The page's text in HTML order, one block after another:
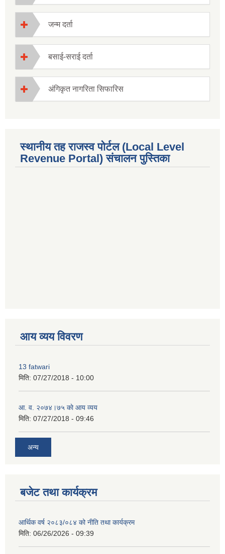
जन्म दर्ता
बसाई-सराई दर्ता
अंगिकृत नागरिता सिफारिस
स्थानीय तह राजस्व पोर्टल (Local Level
Revenue Portal) संचालन पुस्तिका
आय व्यय विवरण
13 fatwari
मिति: 07/27/2018 - 10:00
आ‍. व. २०७४।७५ काे आय व्यय
मिति: 07/27/2018 - 09:46
अन्य
बजेट तथा कार्यक्रम
आर्थिक वर्ष २०८३/०८४ को नीति तथा कार्यक्रम
मिति: 06/26/2026 - 09:39